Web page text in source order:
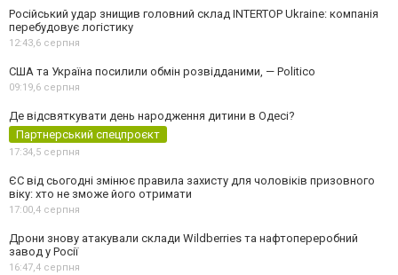
Російський удар знищив головний склад INTERTOP Ukraine: компанія
перебудовує логістику
12:43,6 серпня
США та Україна посилили обмін розвідданими, — Politico
09:19,6 серпня
Де відсвяткувати день народження дитини в Одесі?
Партнерський спецпроєкт
17:34,5 серпня
ЄС від сьогодні змінює правила захисту для чоловіків призовного
віку: хто не зможе його отримати
17:00,4 серпня
Дрони знову атакували склади Wildberries та нафтопереробний
завод у Росії
16:47,4 серпня